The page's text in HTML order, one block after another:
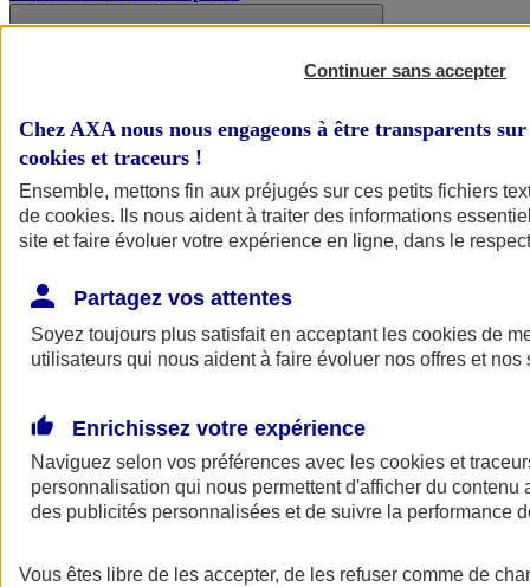
AXA Assurance
Continuer sans accepter
Chez AXA nous nous engageons à être transparents
cookies et traceurs !
Ensemble, mettons fin aux préjugés sur ces petits fichiers
de cookies. Ils nous aident à traiter des informations
site et faire évoluer votre expérience en ligne, dans le
Partagez vos attentes
Soyez toujours plus satisfait en acceptant les cookies de
utilisateurs qui nous aident à faire évoluer nos offres et nos
Enrichissez votre expérience
Naviguez selon vos préférences avec les cookies et
personnalisation qui nous permettent d'afficher du contenu
des publicités personnalisées et de suivre la performance
Vous êtes libre de les accepter, de les refuser comme de